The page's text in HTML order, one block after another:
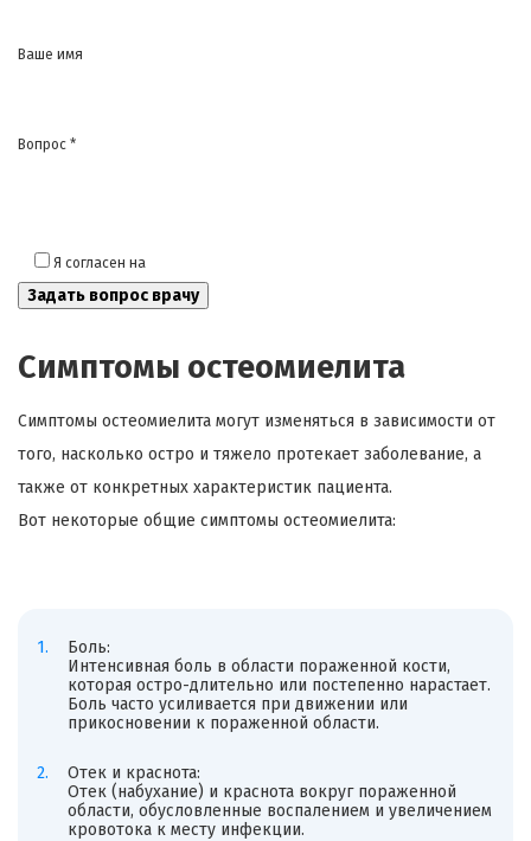
Ваше имя
Вопрос *
Я согласен на
Симптомы остеомиелита
Симптомы остеомиелита могут изменяться в зависимости от
того, насколько остро и тяжело протекает заболевание, а
также от конкретных характеристик пациента.
Вот некоторые общие симптомы остеомиелита:
Боль:
Интенсивная боль в области пораженной кости,
которая остро-длительно или постепенно нарастает.
Боль часто усиливается при движении или
прикосновении к пораженной области.
Отек и краснота:
Отек (набухание) и краснота вокруг пораженной
области, обусловленные воспалением и увеличением
кровотока к месту инфекции.